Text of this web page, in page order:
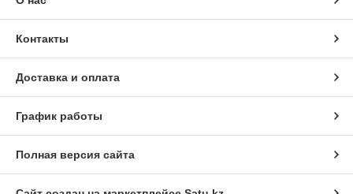
Контакты
Доставка и оплата
График работы
Полная версия сайта